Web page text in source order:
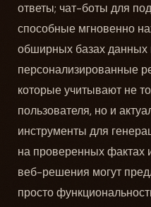
ответы; чат-боты для
способные мгновенно
обширных базах данных
персонализированные
которые учитывают не
пользователя, но и
инструменты для
на проверенных фактах
веб-решения могут
просто